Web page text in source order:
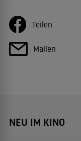
Teilen
Mailen
NEU IM KINO